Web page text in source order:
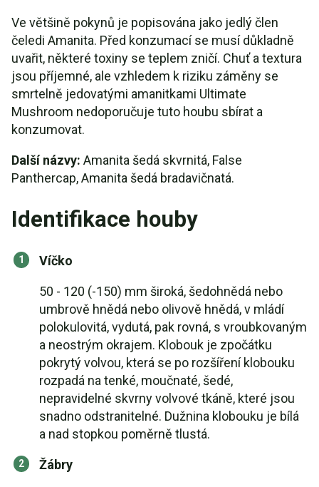
Ve většině pokynů je popisována jako jedlý člen
čeledi Amanita. Před konzumací se musí důkladně
uvařit, některé toxiny se teplem zničí. Chuť a textura
jsou příjemné, ale vzhledem k riziku záměny se
smrtelně jedovatými amanitkami Ultimate
Mushroom nedoporučuje tuto houbu sbírat a
konzumovat.
Další názvy: Amanita šedá skvrnitá, False
Panthercap, Amanita šedá bradavičnatá.
Identifikace houby
Víčko
50 - 120 (-150) mm široká, šedohnědá nebo
umbrově hnědá nebo olivově hnědá, v mládí
polokulovitá, vydutá, pak rovná, s vroubkovaným
a neostrým okrajem. Klobouk je zpočátku
pokrytý volvou, která se po rozšíření klobouku
rozpadá na tenké, moučnaté, šedé,
nepravidelné skvrny volvové tkáně, které jsou
snadno odstranitelné. Dužnina klobouku je bílá
a nad stopkou poměrně tlustá.
Žábry